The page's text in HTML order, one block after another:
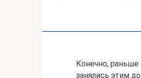
Конечно, раньше
занялись этим